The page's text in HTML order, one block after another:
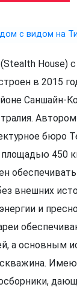
House)
в 2015
Саншайн-
бюро
450
внешних
и
а основным